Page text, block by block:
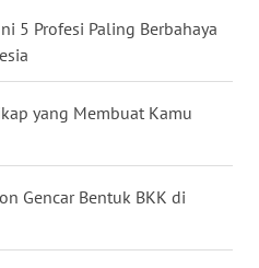
5 Profesi Paling Berbahaya
yang Membuat Kamu
Gencar Bentuk BKK di